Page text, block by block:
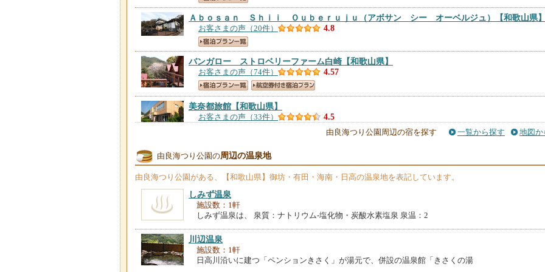
Ａｂｏｓａｎ Ｓｈｉｉ Ｏｕｂｅｒｕｊｕ（アボサン シー オーベルジュ） 【和歌山県】
お客さまの声（20件） 4.8
バンガロー ストロベリーファーム白崎 【和歌山県】
お客さまの声（74件） 4.57
美奈都旅館 【和歌山県】
お客さまの声（33件） 4.5
古民家民宿うしお【和歌山県】
お客さまの声（15件）
民宿 はまよし＜和歌山県＞
お客さまの声（12件）
寺井旅館 ハーバービュー
お客さまの声（302件）
由良海つり公園周辺の宿を探す 一覧から探す 地図か
由良海つり公園の周辺の温泉地
由良海つり公園がある、【和歌山県】御坊・有田・海南・日高の温泉地を表記しています。
しみず温泉
施設数：1軒
しみず温泉は、 泉質：ナトリウム-塩化物・炭酸水素塩泉 泉温：2
川辺温泉
施設数：1軒
日高川沿いに建つ「ペンションきさく」が湯元で、併設の温泉館「きさくの湯